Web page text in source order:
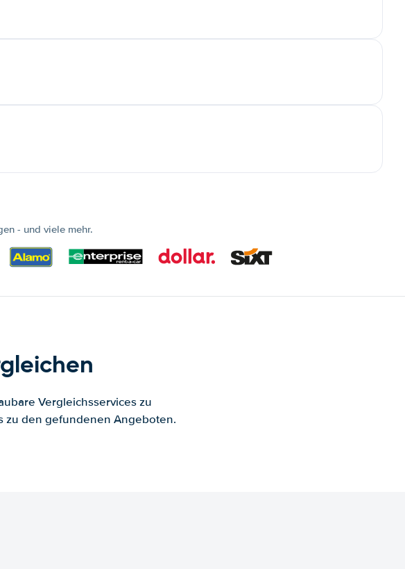
- und viele mehr.
Vergleichsservices zu
zu den gefundenen Angeboten.